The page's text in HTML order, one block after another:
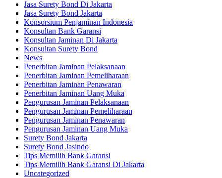
Jasa Surety Bond Di Jakarta
Jasa Surety Bond Jakarta
Konsorsium Penjaminan Indonesia
Konsultan Bank Garansi
Konsultan Jaminan Di Jakarta
Konsultan Surety Bond
News
Penerbitan Jaminan Pelaksanaan
Penerbitan Jaminan Pemeliharaan
Penerbitan Jaminan Penawaran
Penerbitan Jaminan Uang Muka
Pengurusan Jaminan Pelaksanaan
Pengurusan Jaminan Pemeliharaan
Pengurusan Jaminan Penawaran
Pengurusan Jaminan Uang Muka
Surety Bond Jakarta
Surety Bond Jasindo
Tips Memilih Bank Garansi
Tips Memilih Bank Garansi Di Jakarta
Uncategorized